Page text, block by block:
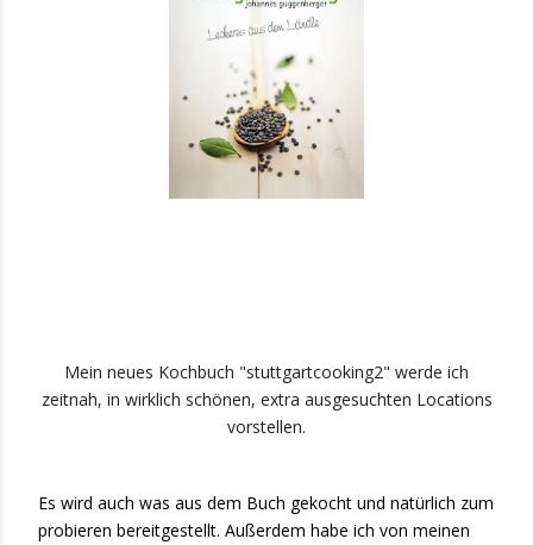
Mein neues Kochbuch "stuttgartcooking2" werde ich
zeitnah, in wirklich schönen, extra ausgesuchten Locations
vorstellen.
Es wird auch was aus dem Buch gekocht und natürlich zum
probieren bereitgestellt. Außerdem habe ich von meinen